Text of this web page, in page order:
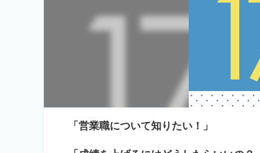
「営業職について知りたい！」